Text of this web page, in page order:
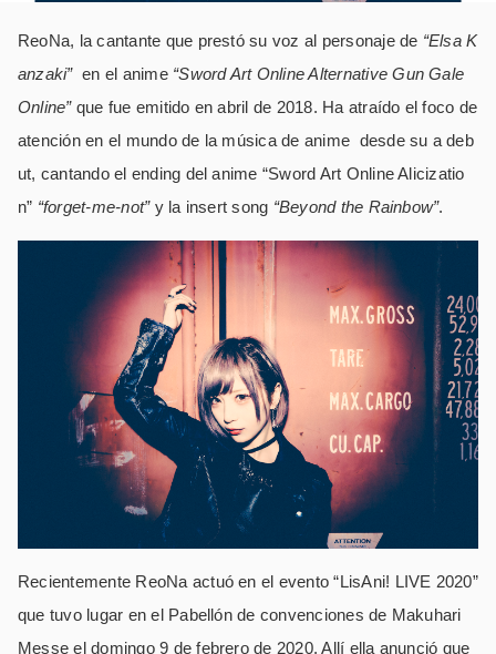
ReoNa, la cantante que prestó su voz al personaje de “Elsa K
anzaki”en el anime “Sword Art Online Alternative Gun Gale
Online”que fue emitido en abril de 2018. Ha atraído el foco de
atención en el mundo de la música de anime desde su a deb
ut, cantando el ending del anime “Sword Art Online Alicizatio
n” “forget-me-not”y la insert song “Beyond the Rainbow”.
Recientemente ReoNa actuó en el evento “LisAni! LIVE 2020”
que tuvo lugar en el Pabellón de convenciones de Makuhari
Messe el domingo 9 de febrero de 2020. Allí ella anunció que